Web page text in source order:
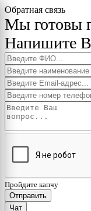
Обратная связь
Мы готовы
Напишите
Пройдите капчу
Отправить
Чат